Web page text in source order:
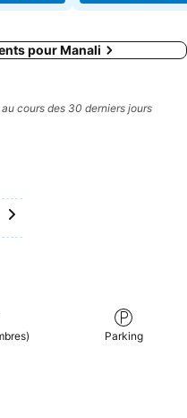
pour Manali
cours des 30 derniers jours
Parking